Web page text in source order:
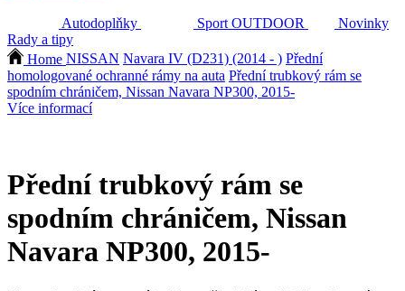
Autodoplňky Sport OUTDOOR
Novinky
Rady a tipy
Home NISSAN Navara IV (D231) (2014 - ) Přední
homologované ochranné rámy na auta Přední trubkový rám se
spodním chráničem, Nissan Navara NP300, 2015-
Více informací
Přední trubkový rám se
spodním chráničem, Nissan
Navara NP300, 2015-